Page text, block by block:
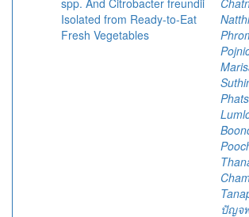
spp. And Citrobacter freundii
Isolated from Ready-to-Eat
Fresh Vegetables
ปัญจ